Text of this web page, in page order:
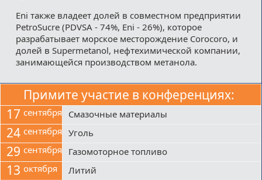
Eni также владеет долей в совместном предприятии
PetroSucre (PDVSA - 74%, Eni - 26%), которое
разрабатывает морское месторождение Corocoro, и
долей в Supermetanol, нефтехимической компании,
занимающейся производством метанола.
Примите участие в конференциях:
17 сентября Смазочные материалы
24 сентября Уголь
29 сентября Газомоторное топливо
13 октября Литий